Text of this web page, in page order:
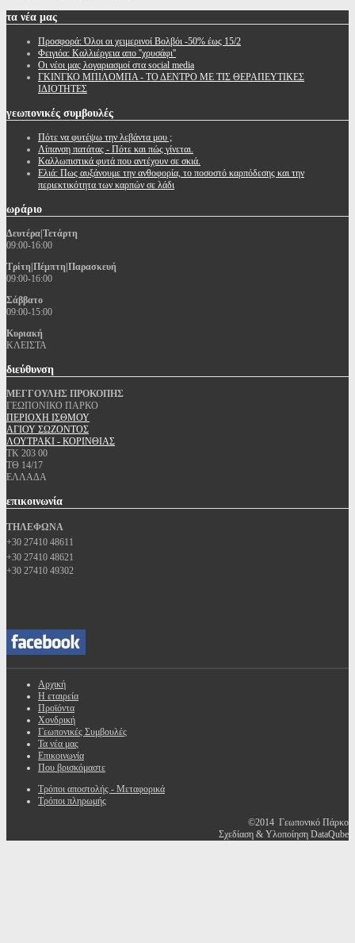
τα νέα μας
Προσφορά: Όλοι οι χειμερινοί Βολβόι -50% έως 15/2
Φειγιόα: Καλλιέργεια απο ''χρυσάφι''
Oι νέοι μας λογαριασμοί στα social media
ΓΚΙΝΓΚΟ ΜΠΙΛΟΜΠΑ - ΤΟ ΔΕΝΤΡΟ ΜΕ ΤΙΣ ΘΕΡΑΠΕΥΤΙΚΕΣ
ΙΔΙΟΤΗΤΕΣ
γεωπονικές συμβουλές
Πότε να φυτέψω την λεβάντα μου ;
Λίπανση πατάτας - Πότε και πώς γίνεται.
Καλλωπιστικά φυτά που αντέχουν σε σκιά.
Ελιά: Πως αυξάνουμε την ανθοφορία, το ποσοστό καρπόδεσης και την
περιεκτικότητα των καρπών σε λάδι
ωράριο
Δευτέρα|Τετάρτη
09:00-16:00
Τρίτη|Πέμπτη|Παρασκευή
09:00-16:00
Σάββατο
09:00-15:00
Κυριακή
ΚΛΕΙΣΤΑ
διεύθυνση
ΜΕΓΓΟΥΛΗΣ ΠΡΟΚΟΠΗΣ
ΓΕΩΠΟΝΙΚΟ ΠΑΡΚΟ
ΠΕΡΙΟΧΗ ΙΣΘΜΟΥ
ΑΓΙΟΥ ΣΩΖΟΝΤΟΣ
ΛΟΥΤΡΑΚΙ - ΚΟΡΙΝΘΙΑΣ
ΤΚ 203 00
ΤΘ 14/17
ΕΛΛΑΔΑ
επικοινωνία
ΤΗΛΕΦΩΝΑ
+30 27410 48611
+30 27410 48621
+30 27410 49302
Αρχική
Η εταιρεία
Προϊόντα
Χονδρική
Γεωπονικές Συμβουλές
Τα νέα μας
Επικοινωνία
Που βρισκόμαστε
Τρόποι αποστολής - Μεταφορικά
Τρόποι πληρωμής
©2014 Γεωπονικό Πάρκο
Σχεδίαση & Υλοποίηση DataQube